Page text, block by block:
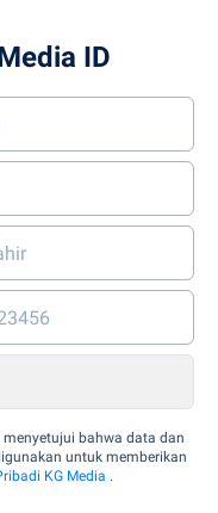
ID
menyetujui bahwa data dan
untuk memberikan
KG Media .